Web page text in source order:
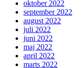
oktober 2022
september 2022
august 2022
juli 2022
juni 2022
maj 2022
april 2022
marts 2022